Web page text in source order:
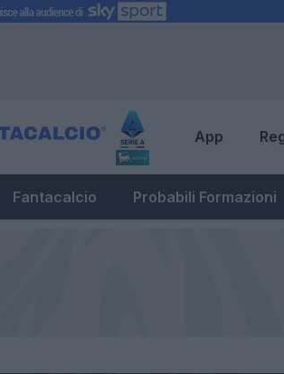
App
Fantacalcio Probabili Formazioni